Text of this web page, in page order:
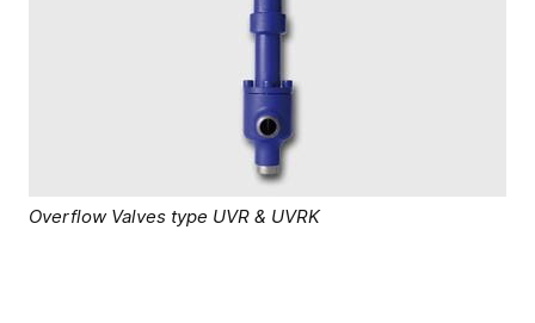
Overflow Valves type UVR & UVRK